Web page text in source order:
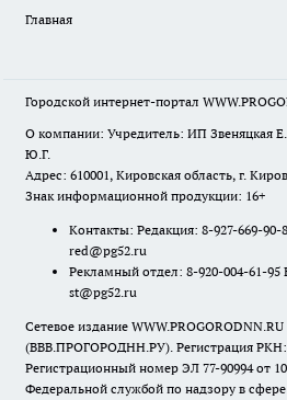
Главная
Городской интернет-портал
О компании: Учредитель: ИП Звеняцкая
Ю.Г.
Адрес: 610001, Кировская область, г.
Знак информационной продукции: 16+
Контакты: Редакция: 8-927-669-
red@pg52.ru
Рекламный отдел: 8-920-004-61-95
st@pg52.ru
Сетевое издание WWW.PROGORODNN.RU
(ВВВ.ПРОГОРОДНН.РУ). Регистрация РКН:
Регистрационный номер ЭЛ 77-90994 от
Федеральной службой по надзору в